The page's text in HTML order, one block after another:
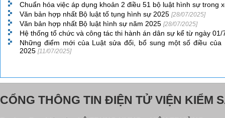
Chuẩn hóa việc áp dụng khoản 2 điều 51 bộ luật hình sự trong
Văn bản hợp nhất Bộ luật tố tụng hình sự 2025 [28/07/2025]
Văn bản hợp nhất Bộ luật hình sự năm 2025 [28/07/2025]
Hệ thống tổ chức và công tác thi hành án dân sự kể từ ngày
Những điểm mới của Luật sửa đổi, bổ sung một số điều
2025 [11/07/2025]
CỔNG THÔNG TIN ĐIỆN TỬ VIỆN KIỂM